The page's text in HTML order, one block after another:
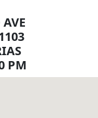
PM